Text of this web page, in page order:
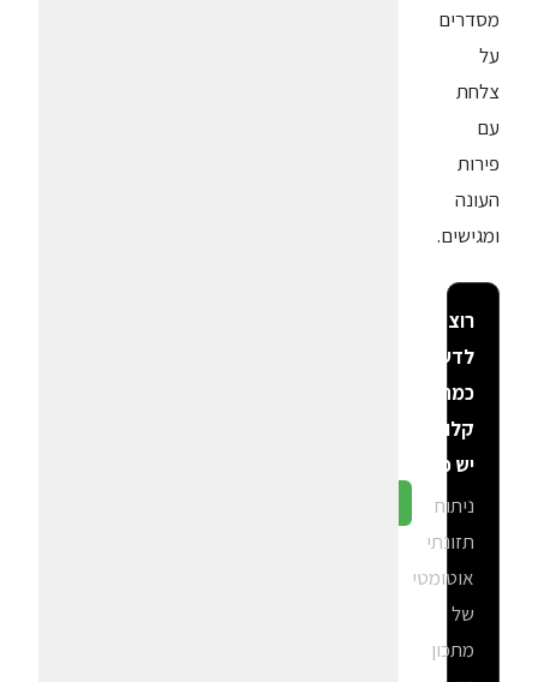
מסדרים
על
צלחת
עם
פירות
העונה
ומגישים.
רוצה
לדעת
כמה
קלוריות
יש פה?
ניתוח
תזונתי
אוטומטי
של
מתכון